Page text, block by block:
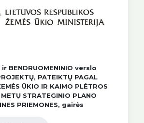
ir BENDRUOMENINIO verslo
PATEIKTŲ PAGAL
ŪKIO IR KAIMO PLĖTROS
STRATEGINIO PLANO
PRIEMONES, gairės